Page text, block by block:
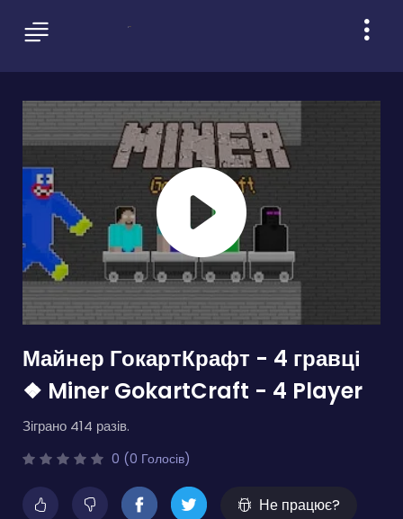
Майнер ГокартКрафт - 4 гравці
❖ Miner GokartCraft - 4 Player
Зіграно 414 разів.
0 (0 Голосів)
Не працює?